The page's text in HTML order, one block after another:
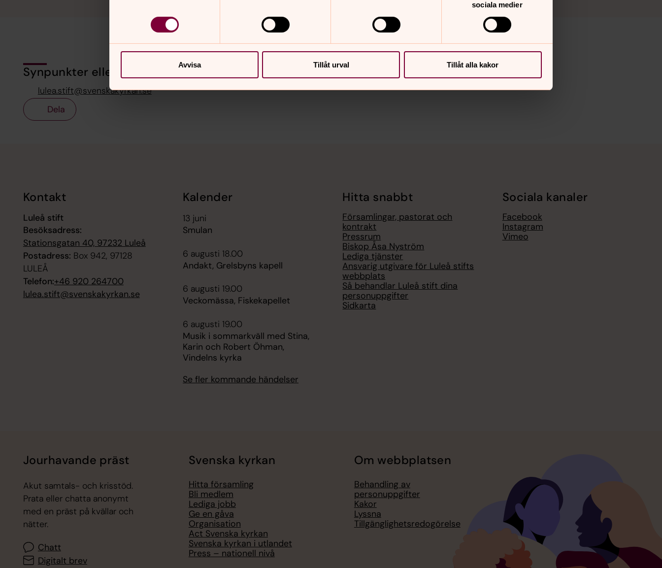
sociala medier
Avvisa Tillåt urval Tillåt alla kakor
Synpunkter eller frågor på sidans innehåll?
lulea.stift@svenskakyrkan.se
Dela
Kontakt
Luleå stift
Besöksadress:
Stationsgatan 40, 97232 Luleå
Postadress: Box 942, 97128
LULEÅ
Telefon:+46 920 264700
lulea.stift@svenskakyrkan.se
Kalender
13 juni
Smulan
6 augusti 18.00
Andakt, Grelsbyns kapell
6 augusti 19.00
Veckomässa, Fiskekapellet
6 augusti 19.00
Musik i sommarkväll med Stina,
Karin och Robert Öhman,
Vindelns kyrka
Se fler kommande händelser
Hitta snabbt
Församlingar, pastorat och
kontrakt
Pressrum
Biskop Åsa Nyström
Lediga tjänster
Ansvarig utgivare för Luleå stifts
webbplats
Så behandlar Luleå stift dina
personuppgifter
Sidkarta
Sociala kanaler
Facebook
Instagram
Vimeo
Jourhavande präst
Akut samtals- och krisstöd.
Prata eller chatta anonymt
med en präst på kvällar och
nätter.
Chatt
Digitalt brev
Svenska kyrkan
Hitta församling
Bli medlem
Lediga jobb
Ge en gåva
Organisation
Act Svenska kyrkan
Svenska kyrkan i utlandet
Press – nationell nivå
Om webbplatsen
Behandling av
personuppgifter
Kakor
Lyssna
Tillgänglighetsredogörelse